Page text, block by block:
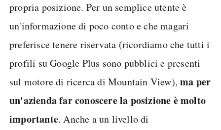
propria posizione. Per un semplice utente è
un'informazione di poco conto e che magari
preferisce tenere riservata (ricordiamo che tutti i
profili su Google Plus sono pubblici e presenti
sul motore di ricerca di Mountain View),ma per
un'azienda far conoscere la posizione è molto
importante. Anche a un livello di